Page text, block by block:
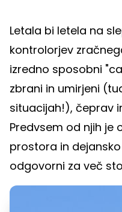
Letala bi letela na
kontrolorjev
izredno sposobni
zbrani in umirjeni
situacijah!), čeprav
Predvsem od njih je
prostora in
odgovorni za več